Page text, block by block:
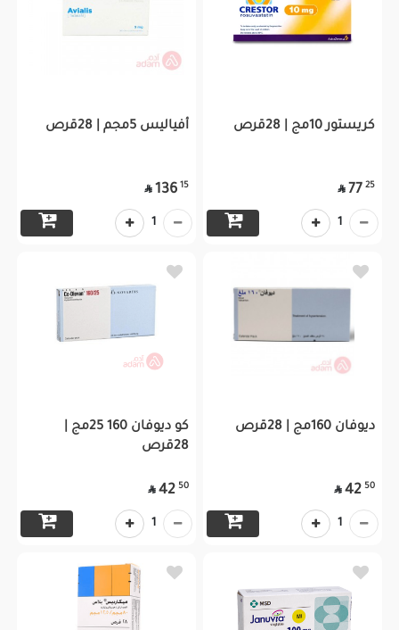
كريستور 10مج | 28قرص
25
77

1
أفياليس 5مجم | 28قرص
15
136

1
ديوفان 160مج | 28قرص
50
42

1
كو ديوفان 160 25مج |
28قرص
50
42

1